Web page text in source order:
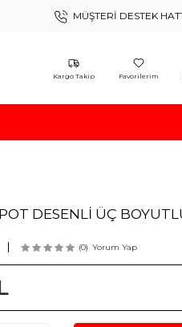
MÜŞTERI DESTEK
Kargo Takip Favorilerim
DESENLİ ÜÇ
(0) Yorum Yap